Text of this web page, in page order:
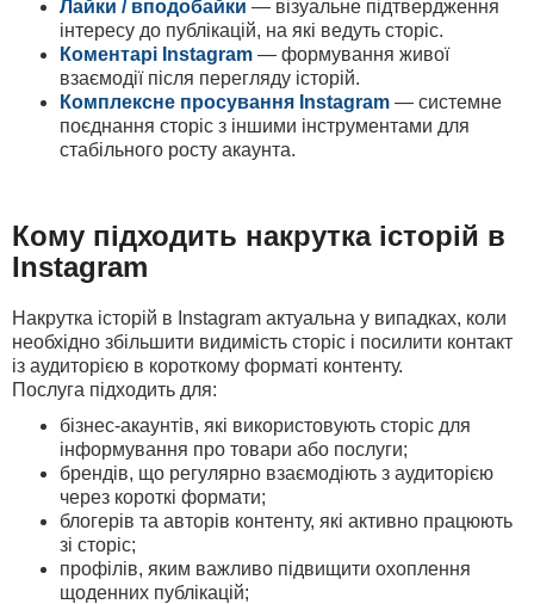
Лайки / вподобайки — візуальне підтвердження
інтересу до публікацій, на які ведуть сторіс.
Коментарі Instagram — формування живої
взаємодії після перегляду історій.
Комплексне просування Instagram — системне
поєднання сторіс з іншими інструментами для
стабільного росту акаунта.
Кому підходить накрутка історій в
Instagram
Накрутка історій в Instagram актуальна у випадках, коли
необхідно збільшити видимість сторіс і посилити контакт
із аудиторією в короткому форматі контенту.
Послуга підходить для:
бізнес-акаунтів, які використовують сторіс для
інформування про товари або послуги;
брендів, що регулярно взаємодіють з аудиторією
через короткі формати;
блогерів та авторів контенту, які активно працюють
зі сторіс;
профілів, яким важливо підвищити охоплення
щоденних публікацій;